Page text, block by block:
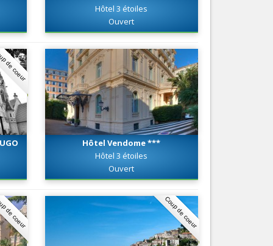
Tourism, ...
Nice Aéroport
Hôtel 3 étoiles
Ouvert
coeur
Hôtel Vendome ***
Hôtel 3 étoiles
Ouvert
coeur Coup de coeur